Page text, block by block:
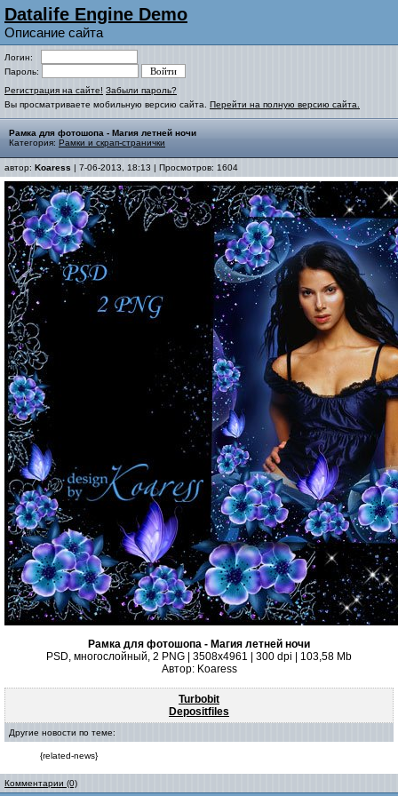
Datalife Engine Demo
Описание сайта
Логин:
Пароль:
Регистрация на сайте! Забыли пароль?
Вы просматриваете мобильную версию сайта. Перейти на полную версию сайта.
Рамка для фотошопа - Магия летней ночи
Категория: Рамки и скрап-странички
автор: Koaress | 7-06-2013, 18:13 | Просмотров: 1604
Рамка для фотошопа - Магия летней ночи
PSD, многослойный, 2 PNG | 3508x4961 | 300 dpi | 103,58 Mb
Автор: Koaress
Turbobit
Depositfiles
Другие новости по теме:
{related-news}
Комментарии (0)